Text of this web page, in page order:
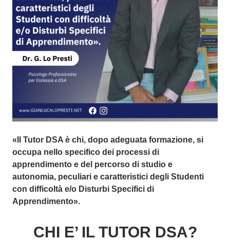
2
0
F
e
o
0
2
3
1
F
e
«Il Tutor DSA è chi, dopo adeguata formazione, si
occupa nello specifico dei processi di
apprendimento e del percorso di studio e
autonomia, peculiari e caratteristici degli Studenti
con difficoltà e/o Disturbi Specifici di
Apprendimento».
CHI E’ IL TUTOR DSA?